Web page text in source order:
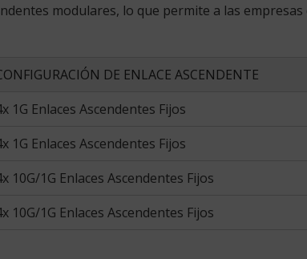
modulares, lo que permite a las
DE ENLACE ASCENDENTE
1G Enlaces Ascendentes Fijos
1G Enlaces Ascendentes Fijos
10G/1G Enlaces Ascendentes Fijos
10G/1G Enlaces Ascendentes Fijos